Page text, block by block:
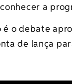
a
o debate
de lança